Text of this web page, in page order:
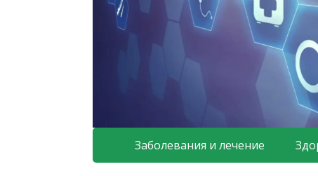
Заболевания и лечение